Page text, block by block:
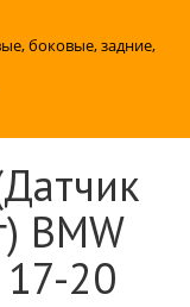
боковые, задние,
BMW
20